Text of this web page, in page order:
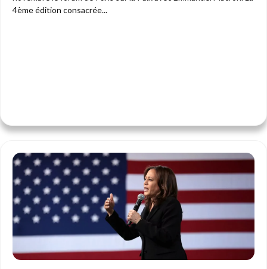
4ème édition consacrée...